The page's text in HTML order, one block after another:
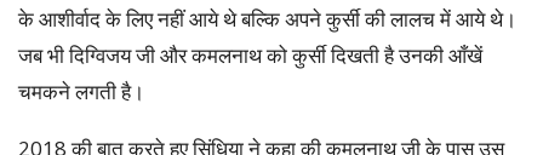
के आशीर्वाद के लिए नहीं आये थे बल्कि अपने कुर्सी की लालच में आये थे।
जब भी दिग्विजय जी और कमलनाथ को कुर्सी दिखती है उनकी आँखें
चमकने लगती है।
2018 की बात करते हुए सिंधिया ने कहा की कमलनाथ जी के पास उस